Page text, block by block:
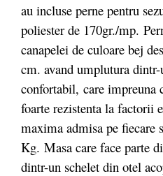
au incluse perne pentru
poliester de 170gr./mp.
canapelei de culoare bej
cm. avand umplutura
confortabil, care impreuna
foarte rezistenta la factorii
maxima admisa pe fiecare
Kg. Masa care face parte
dintr-un schelet din otel